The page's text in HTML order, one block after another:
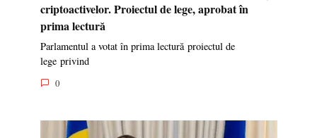
criptoactivelor. Proiectul de lege, aprobat în
prima lectură
Parlamentul a votat în prima lectură proiectul de
lege privind
0